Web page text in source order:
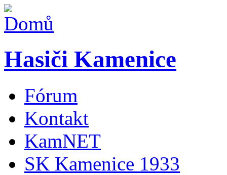
Hasiči Kamenice
Fórum
Kontakt
KamNET
SK Kamenice 1933